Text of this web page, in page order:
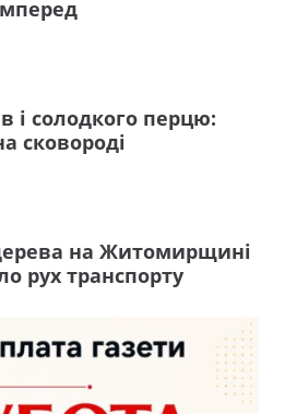
і солодкого перцю:
сковороді
на Житомирщині
рух транспорту